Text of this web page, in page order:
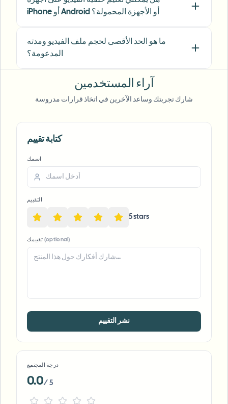
"We rely on the motion-aware blur and plate
It's fast, consistent, and saves legal review
Michael Chen
TechStart Inc.
iPhone أو Android أو الأجهزة المحمولة؟
ما هو الحد الأقصى لحجم ملف الفيديو ومدته
المدعومة؟
آراء المستخدمين
شارك تجربتك وساعد الآخرين في اتخاذ قرارات مدروسة
كتابة تقييم
اسمك
التقييم
5stars
تقييمك (optional)
نشر التقييم
درجة المجتمع
0.0/ 5